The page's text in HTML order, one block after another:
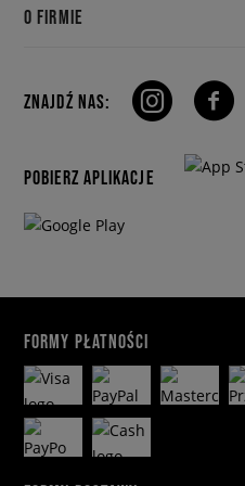
O FIRMIE
ZNAJDŹ NAS:
POBIERZ APLIKACJE
FORMY PŁATNOŚCI